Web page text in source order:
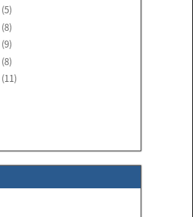
(5)
(8)
(9)
(8)
(11)